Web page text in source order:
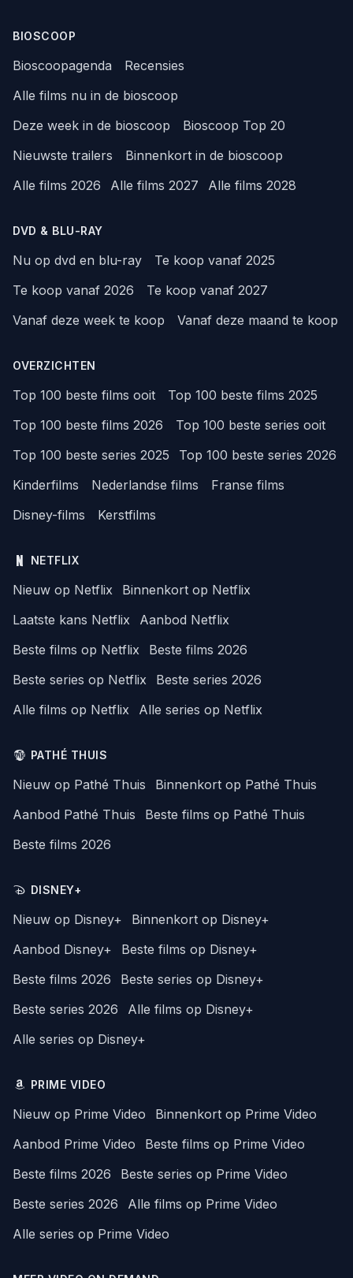
BIOSCOOP
Bioscoopagenda
Recensies
Alle films nu in de bioscoop
Deze week in de bioscoop
Bioscoop Top 20
Nieuwste trailers
Binnenkort in de bioscoop
Alle films 2026
Alle films 2027 Alle films 2028
DVD & BLU-RAY
Nu op dvd en blu-ray
Te koop vanaf 2025
Te koop vanaf 2026
Te koop vanaf 2027
Vanaf deze week te koop
Vanaf deze maand te koop
OVERZICHTEN
Top 100 beste films ooit
Top 100 beste films 2025
Top 100 beste films 2026
Top 100 beste series ooit
Top 100 beste series 2025
Top 100 beste series 2026
Kinderfilms
Nederlandse films
Franse films
Disney-films
Kerstfilms
NETFLIX
Nieuw op Netflix
Binnenkort op Netflix
Laatste kans Netflix
Aanbod Netflix
Beste films op Netflix
Beste films 2026
Beste series op Netflix
Beste series 2026
Alle films op Netflix
Alle series op Netflix
PATHÉ THUIS
Nieuw op Pathé Thuis
Binnenkort op Pathé Thuis
Aanbod Pathé Thuis
Beste films op Pathé Thuis
Beste films 2026
DISNEY+
Nieuw op Disney+
Binnenkort op Disney+
Aanbod Disney+
Beste films op Disney+
Beste films 2026
Beste series op Disney+
Beste series 2026
Alle films op Disney+
Alle series op Disney+
PRIME VIDEO
Nieuw op Prime Video
Binnenkort op Prime Video
Aanbod Prime Video
Beste films op Prime Video
Beste films 2026
Beste series op Prime Video
Beste series 2026
Alle films op Prime Video
Alle series op Prime Video